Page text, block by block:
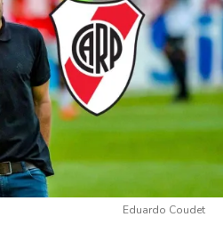
Eduardo Coudet